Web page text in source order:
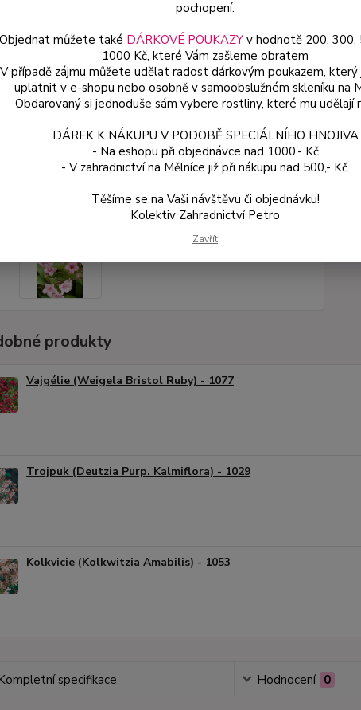
produkty
Vajgélie (Weigela Bristol Ruby) - 1077
Trojpuk (Deutzia Purp. Kalmiflora) - 1029
Kolkvicie (Kolkwitzia Amabilis) - 1053
specifikace Hodnocení 0
pochopení.
Objednat můžete také DÁRKOVÉ POUKAZYv hodnotě 200, 300,
1000 Kč, které Vám zašleme obratem
V případě zájmu můžete udělat radost dárkovým poukazem, který
uplatnit v e-shopu nebo osobně v samoobslužném skleníku na
Obdarovaný si jednoduše sám vybere rostliny, které mu udělají
DÁREK K NÁKUPU V PODOBĚ SPECIÁLNÍHO HNOJIVA
- Na eshopu při objednávce nad 1000,- Kč
- V zahradnictví na Mělníce již při nákupu nad 500,- Kč.
Těšíme se na Vaši návštěvu či objednávku!
Kolektiv Zahradnictví Petro
Zavřít